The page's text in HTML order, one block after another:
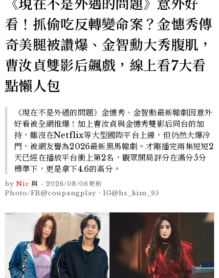
《現在不是外遇的問題》意外好
看！抓偷吃反轉變命案？金憓秀傳
奇美腿被讚爆、金智勳大秀腹肌，
曹汝貞雙影后飆戲，線上看7大看
點懶人包
《現在不是外遇的問題》金憓秀、金智勳最新韓劇因意外
好看被全網推爆！加上曹汝貞與金憓秀雙影后同台的加
持，雖沒在Netflix等大型國際平台上線，但仍然大爆冷
門，被網友譽為2026最新黑馬韓劇。才剛播完兩集短短2
天已經在播放平台衝上第2名，觀眾開局評分在滿分5分
標準下，更是拿下4.6的高分。
by Nic 與 -2026/08/06更新
Photo/FB@coupangplay、IG@hs_kim_95